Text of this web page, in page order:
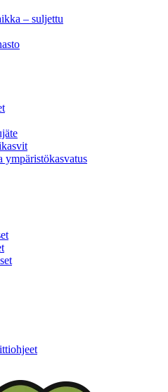
– suljettu
ympäristökasvatus